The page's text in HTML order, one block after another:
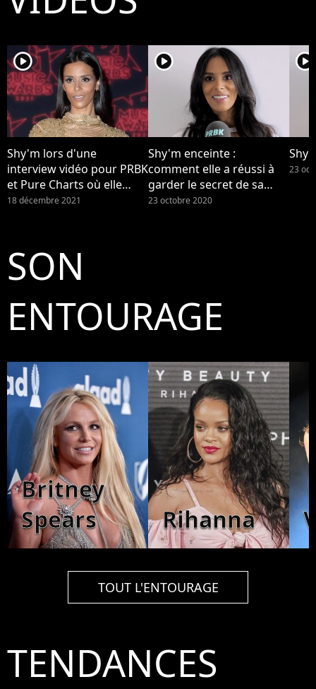
player2
Shy'm lors d'une
interview vidéo pour PRBK
et Pure Charts où elle
nous parlait de sa
maintenant confiée à LCI
sur son bébé et sur la
compliqué et fatiguant".
18 décembre 2021
player2
Shy'm enceinte :
comment elle a réussi à
garder le secret de sa
grossesse (Interview)
23 octobre 2020
player2
23
SON
ENTOURAGE
Britney
Spears
Rihanna
TOUT L'ENTOURAGE
TENDANCES